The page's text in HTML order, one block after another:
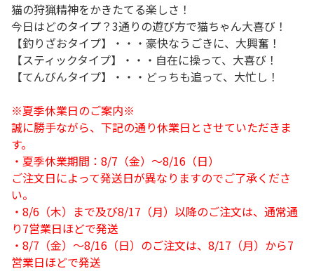
猫の狩猟精神をかきたてる楽しさ！
今日はどのタイプ？3通りの遊び方で猫ちゃん大喜び！
【釣りざおタイプ】・・・豪快なうごきに、大興奮！
【スティックタイプ】・・・自在に操って、大喜び！
【てんびんタイプ】・・・どっちも追って、大忙し！
※夏季休業日のご案内※
誠に勝手ながら、下記の通り休業日とさせていただきま
す。
・夏季休業期間：8/7（金）～8/16（日）
ご注文日によって発送日が異なりますのでご了承くださ
い。
・8/6（木）まで及び8/17（月）以降のご注文は、通常通
り7営業日ほどで発送
・8/7（金）～8/16（日）のご注文は、8/17（月）から7
営業日ほどで発送